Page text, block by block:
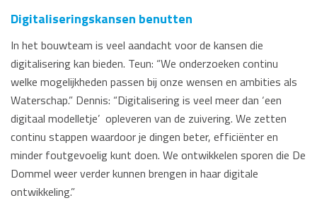
Digitaliseringskansen benutten
In het bouwteam is veel aandacht voor de kansen die
digitalisering kan bieden. Teun: “We onderzoeken continu
welke mogelijkheden passen bij onze wensen en ambities als
Waterschap.” Dennis: “Digitalisering is veel meer dan ‘een
digitaal modelletje’ opleveren van de zuivering. We zetten
continu stappen waardoor je dingen beter, efficiënter en
minder foutgevoelig kunt doen. We ontwikkelen sporen die De
Dommel weer verder kunnen brengen in haar digitale
ontwikkeling.”